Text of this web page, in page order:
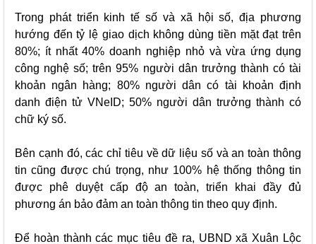
Trong phát triển kinh tế số và xã hội số, địa phương
hướng đến tỷ lệ giao dịch không dùng tiền mặt đạt trên
80%; ít nhất 40% doanh nghiệp nhỏ và vừa ứng dụng
công nghệ số; trên 95% người dân trưởng thành có tài
khoản ngân hàng; 80% người dân có tài khoản định
danh điện tử VNeID; 50% người dân trưởng thành có
chữ ký số.
Bên cạnh đó, các chỉ tiêu về dữ liệu số và an toàn thông
tin cũng được chú trọng, như 100% hệ thống thông tin
được phê duyệt cấp độ an toàn, triển khai đầy đủ
phương án bảo đảm an toàn thông tin theo quy định.
Để hoàn thành các mục tiêu đề ra, UBND xã Xuân Lộc